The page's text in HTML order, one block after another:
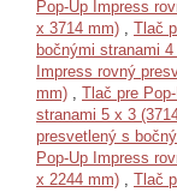
Pop-Up Impress
x 3714 mm) , Tlač
bočnými stranami
Impress rovný
mm) , Tlač pre
stranami 5 x 3
presvetlený s
Pop-Up Impress
x 2244 mm) , Tlač